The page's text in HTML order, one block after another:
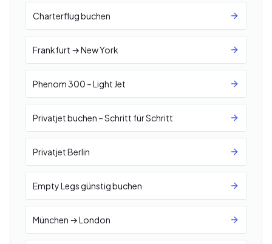
Charterflug buchen
Frankfurt → New York
Phenom 300 – Light Jet
Privatjet buchen – Schritt für Schritt
Privatjet Berlin
Empty Legs günstig buchen
München → London